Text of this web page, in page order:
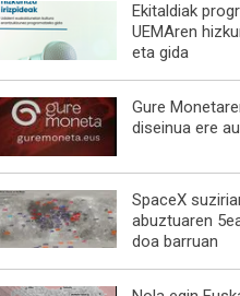
Ekitaldiak
UEMAren
eta gida
Gure
diseinua ere
SpaceX
abuztuaren
doa barruan